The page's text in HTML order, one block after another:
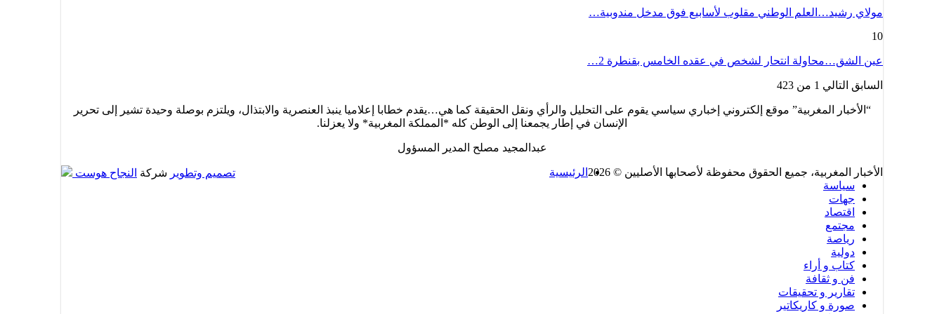
مولاي رشيد…العلم الوطني مقلوب لأسابيع فوق مدخل مندوبية…
10
عين الشق…محاولة انتحار لشخص في عقده الخامس بقنطرة 2…
السابق التالي 1 من 423
“الأخبار المغربية” موقع إلكتروني إخباري سياسي يقوم على التحليل والرأي ونقل الحقيقة كما هي…يقدم خطابا إعلاميا ينبذ العنصرية والابتذال، ويلتزم بوصلة وحيدة تشير إلى تحرير
الإنسان في إطار يجمعنا إلى الوطن كله *المملكة المغربية* ولا يعزلنا.
عبدالمجيد مصلح المدير المسؤول
الأخبار المغربية، جميع الحقوق محفوظة لأصحابها الأصليين © 2026 تصميم وتطوير شركة النجاح هوست
الرئيسية
سياسة
جهات
اقتصاد
مجتمع
رياصة
دولية
كتاب و أراء
فن و ثقافة
تقارير و تحقيقات
صورة و كاريكاتير